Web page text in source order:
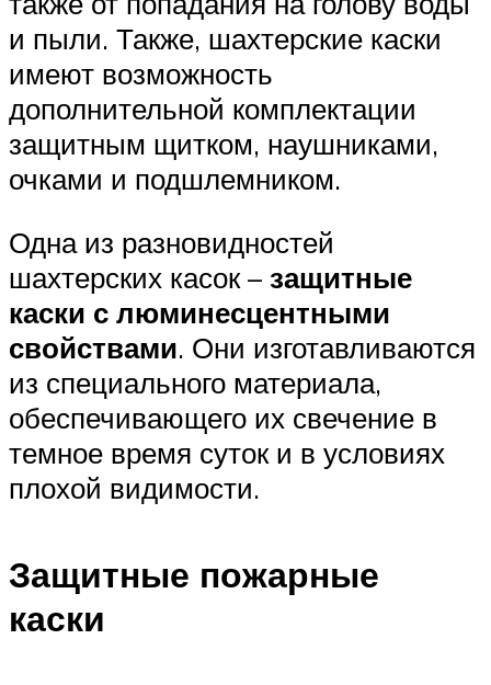
и пыли. Также, шахтерские каски
имеют возможность
дополнительной комплектации
защитным щитком, наушниками,
очками и подшлемником.
Одна из разновидностей
шахтерских касок – защитные
каски с люминесцентными
свойствами. Они изготавливаются
из специального материала,
обеспечивающего их свечение в
темное время суток и в условиях
плохой видимости.
Защитные пожарные
каски